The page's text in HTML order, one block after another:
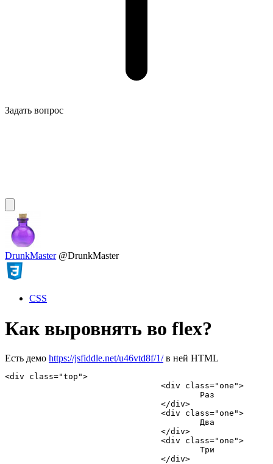
Задать вопрос
DrunkMaster @DrunkMaster
CSS
Как выровнять во flex?
Есть демо https://jsfiddle.net/u46vtd8f/1/в ней HTML
<div class="top">